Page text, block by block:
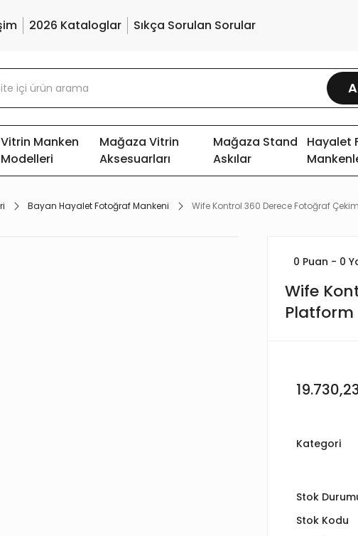
2026 Kataloglar Sıkça Sorulan Sorular
Vitrin Manken
Modelleri
Mağaza Vitrin
Aksesuarları
Mağaza Stand
Askılar
Hayalet
Bayan Hayalet Fotoğraf Mankeni Wife Kontrol 360 Derece Fotoğraf
0 Puan - 0
Wife
Platform
Kategori
Stok
Stok Kodu